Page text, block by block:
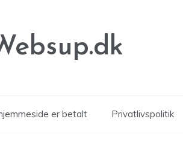
er betalt Privatlivspolitik